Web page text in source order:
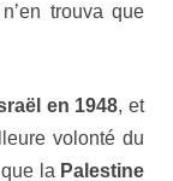
trouva que
en 1948, et
volonté du
la Palestine